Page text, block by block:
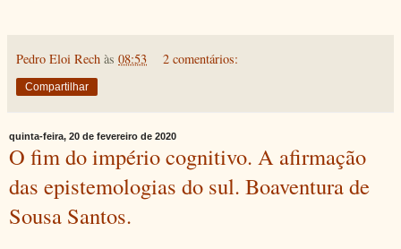
Pedro Eloi Rech às 08:53 2 comentários:
Compartilhar
quinta-feira, 20 de fevereiro de 2020
O fim do império cognitivo. A afirmação
das epistemologias do sul. Boaventura de
Sousa Santos.